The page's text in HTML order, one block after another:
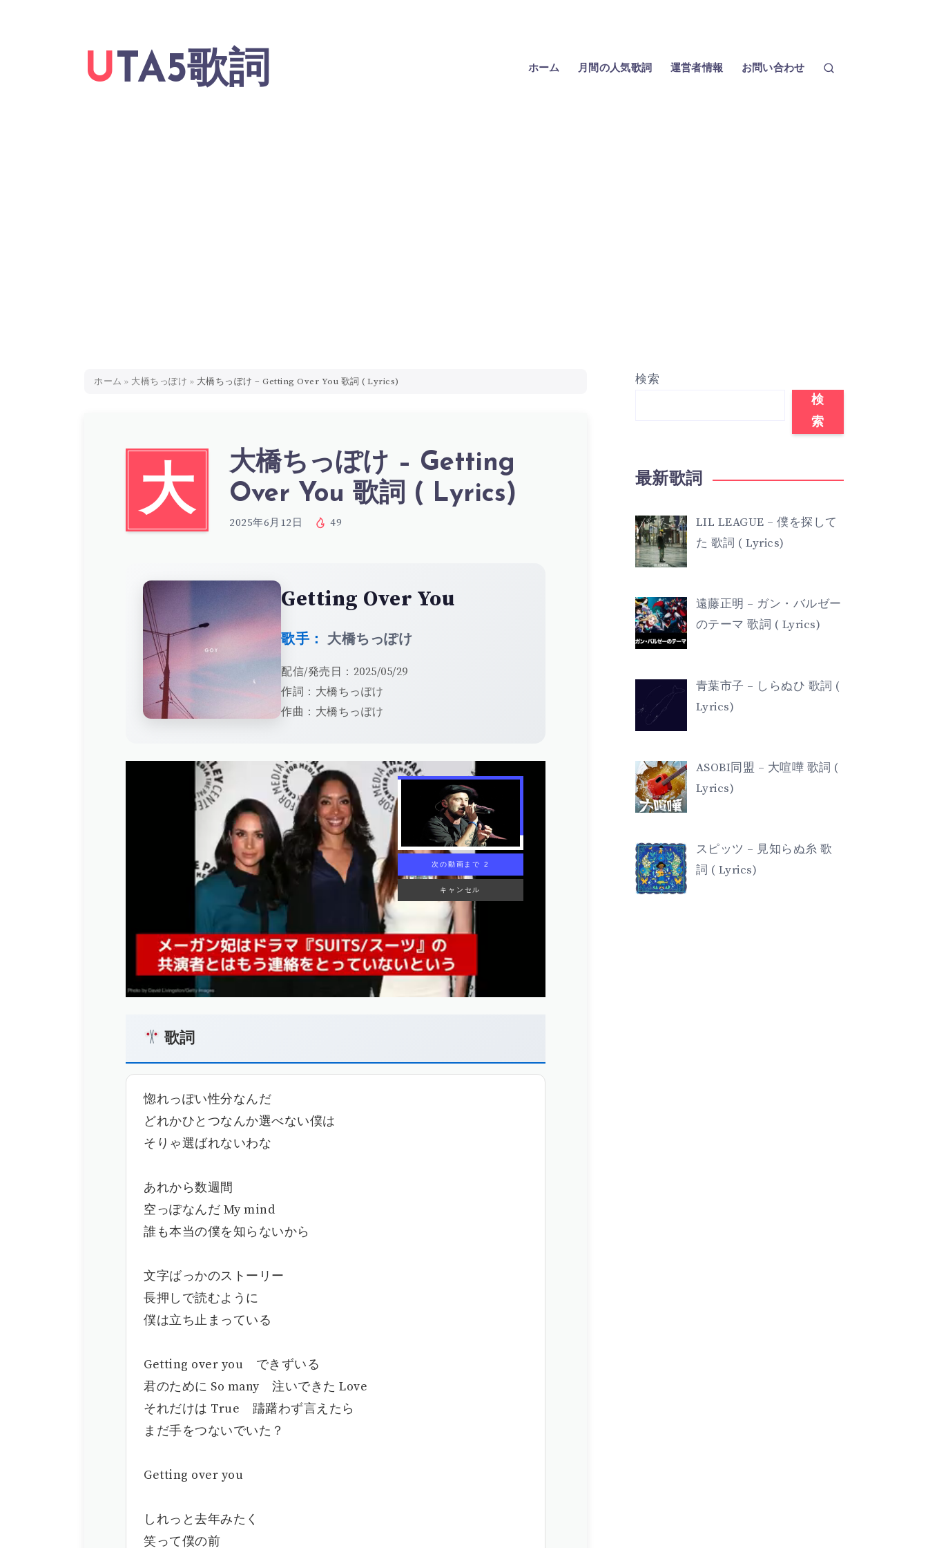
UTA5歌詞 ホーム 月間の人気歌詞 運営者情報 お問い合わせ
ホーム » 大橋ちっぽけ » 大橋ちっぽけ – Getting Over You 歌詞 ( Lyrics)
大
大橋ちっぽけ – Getting
Over You 歌詞 ( Lyrics)
2025年6月12日 49
Getting Over You
歌手： 大橋ちっぽけ
配信/発売日：2025/05/29
作詞：大橋ちっぽけ
作曲：大橋ちっぽけ
次の動画まで 1
キャンセル
歌詞
惚れっぽい性分なんだ
どれかひとつなんか選べない僕は
そりゃ選ばれないわな
あれから数週間
空っぽなんだ My mind
誰も本当の僕を知らないから
文字ばっかのストーリー
長押しで読むように
僕は立ち止まっている
Getting over you できずいる
君のために So many 注いできた Love
それだけは True 躊躇わず言えたら
まだ手をつないでいた？
Getting over you
しれっと去年みたく
笑って僕の前
検索
検
索
最新歌詞
LIL LEAGUE – 僕を探して
た 歌詞 ( Lyrics)
遠藤正明 – ガン・バルゼー
のテーマ 歌詞 ( Lyrics)
青葉市子 – しらぬひ 歌詞 (
Lyrics)
ASOBI同盟 – 大喧嘩 歌詞 (
Lyrics)
スピッツ – 見知らぬ糸 歌
詞 ( Lyrics)